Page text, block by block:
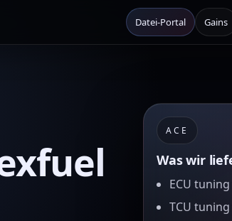
Datei-Portal Gains
ACE
Was wir
ECU
TCU